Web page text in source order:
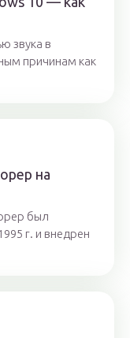
звука в
причинам как
на
был
г. и внедрен